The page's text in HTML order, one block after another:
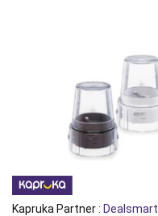
Kapruka Partner : Dealsmart